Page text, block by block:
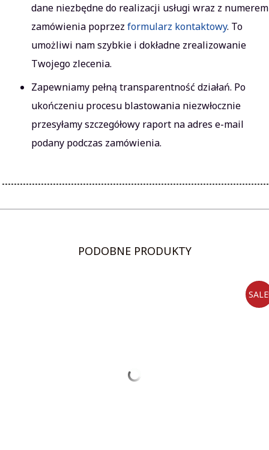
dane niezbędne do realizacji usługi wraz z numerem
zamówienia poprzezformularz kontaktowy. To
umożliwi nam szybkie i dokładne zrealizowanie
Twojego zlecenia.
Zapewniamy pełną transparentność działań. Po
ukończeniu procesu blastowania niezwłocznie
przesyłamy szczegółowy raport na adres e-mail
podany podczas zamówienia.
PODOBNE PRODUKTY